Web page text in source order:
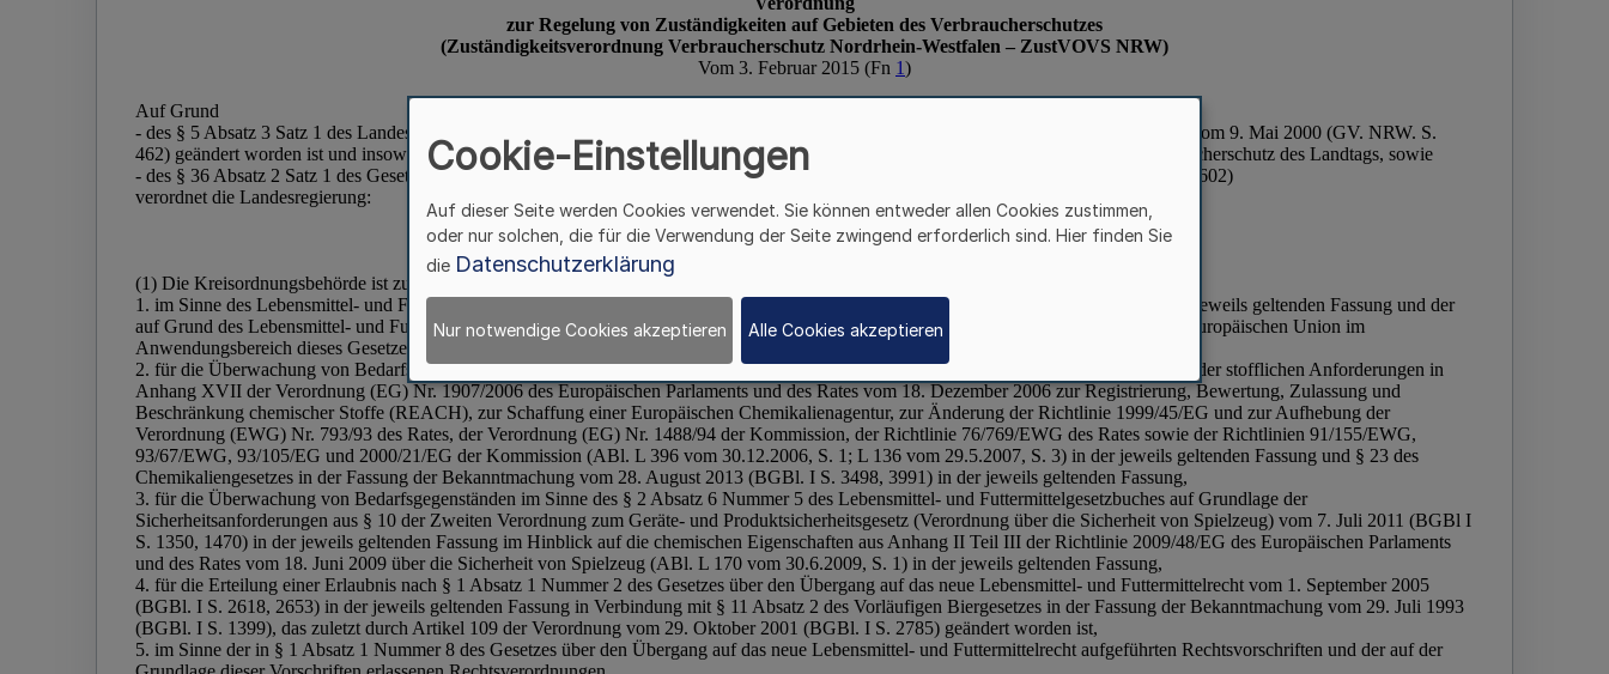
Cookie-Einstellungen
Auf dieser Seite werden Cookies verwendet. Sie können entweder allen Cookies zustimmen,
oder nur solchen, die für die Verwendung der Seite zwingend erforderlich sind. Hier finden Sie
die Datenschutzerklärung
Nur notwendige Cookies akzeptieren Alle Cookies akzeptieren